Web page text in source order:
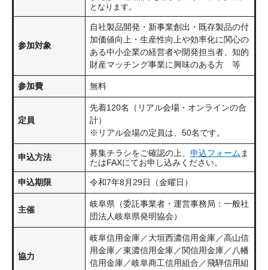
となります。
参加対象
自社製品開発・新事業創出・既存製品の付
加価値向上・生産性向上や効率化に関心の
ある中小企業の経営者や開発担当者、知的
財産マッチング事業に興味のある方 等
参加費 無料
定員
先着120名（リアル会場・オンラインの合
計）
※リアル会場の定員は、50名です。
申込方法 募集チラシをご確認の上、 申込フォームま
たはFAXにてお申し込みください。
申込期限 令和7年8月29日（金曜日）
主催
岐阜県（委託事業者・運営事務局：一般社
団法人岐阜県発明協会）
協力
岐阜信用金庫／大垣西濃信用金庫／高山信
用金庫／東濃信用金庫／関信用金庫／八幡
信用金庫／岐阜商工信用組合／飛騨信用組